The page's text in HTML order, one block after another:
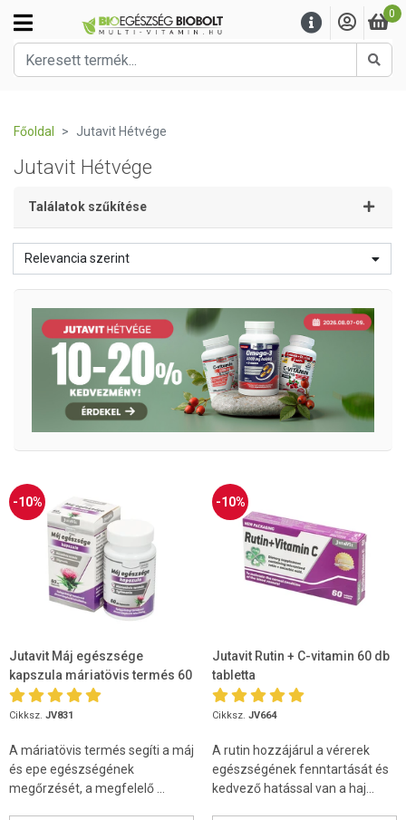
0
Főoldal Jutavit Hétvége
Jutavit Hétvége
Találatok szűkítése
Relevancia szerint
-10%
Jutavit Máj egészsége
kapszula máriatövis termés 60
db
Cikksz. JV831
A máriatövis termés segíti a máj
és epe egészségének
megőrzését, a megfelelő ...
-10%
Jutavit Rutin + C-vitamin 60 db
tabletta
Cikksz. JV664
A rutin hozzájárul a vérerek
egészségének fenntartását és
kedvező hatással van a haj...